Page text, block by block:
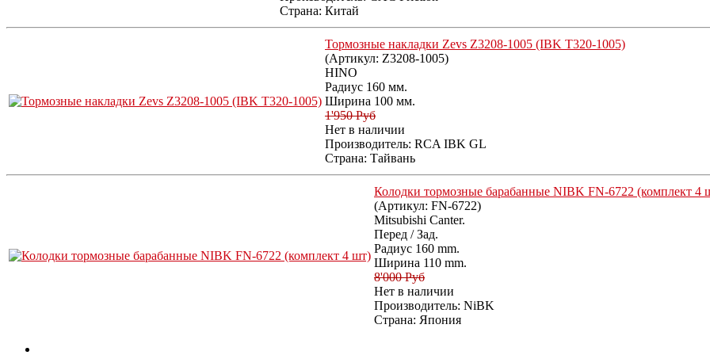
Страна: Китай
Тормозные накладки Zevs Z3208-1005 (IBK T320-1005)
(Артикул: Z3208-1005)
HINO
Радиус 160 мм.
Ширина 100 мм.
1'950 Руб
Нет в наличии
Производитель: RCA IBK GL
Страна: Тайвань
Колодки тормозные барабанные NIBK FN-6722 (комплект 4
(Артикул: FN-6722)
Mitsubishi Canter.
Перед / Зад.
Радиус 160 mm.
Ширина 110 mm.
8'000 Руб
Нет в наличии
Производитель: NiBK
Страна: Япония